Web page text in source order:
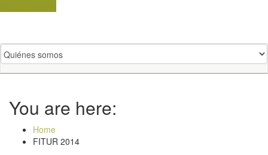
You are here:
Home
FITUR 2014